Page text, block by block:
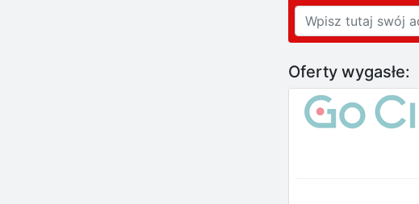
Oferty wygasłe: